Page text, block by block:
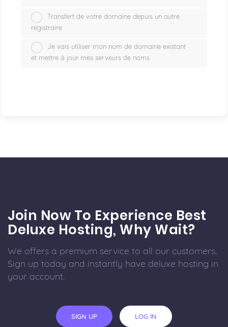
Transfert de votre domaine depuis un autre
registraire
Je vais utiliser mon nom de domaine existant
et mettre à jour mes serveurs de noms
Join Now To Experience Best
Deluxe Hosting, Why Wait?
We offers a premium service to all our customers.
Sign up today and instantly have deluxe hosting in
your account.
SIGN UP LOG IN